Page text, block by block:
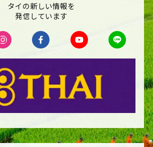
タイの新しい情報を
発信しています